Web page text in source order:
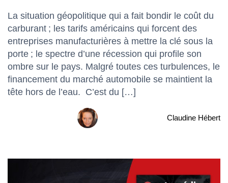
La situation géopolitique qui a fait bondir le coût du
carburant ; les tarifs américains qui forcent des
entreprises manufacturières à mettre la clé sous la
porte ; le spectre d’une récession qui profile son
ombre sur le pays. Malgré toutes ces turbulences, le
financement du marché automobile se maintient la
tête hors de l’eau. C’est du […]
Claudine Hébert